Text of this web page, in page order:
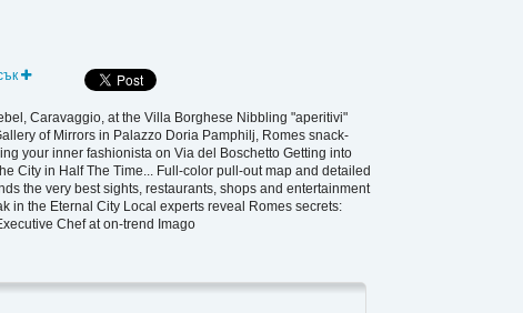
Caravaggio, at the Villa Borghese Nibbling "aperitivi"
of Mirrors in Palazzo Doria Pamphilj, Romes snack-
your inner fashionista on Via del Boschetto Getting into
City in Half The Time... Full-color pull-out map and detailed
the very best sights, restaurants, shops and entertainment
in the Eternal City Local experts reveal Romes secrets:
Chef at on-trend Imago